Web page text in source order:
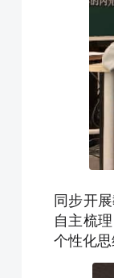
同步开
自主梳
个性化思